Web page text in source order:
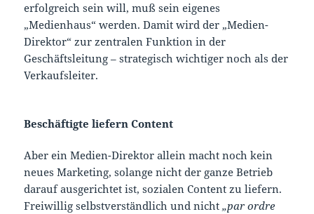
erfolgreich sein will, muß sein eigenes
„Medienhaus“ werden. Damit wird der „Medien-
Direktor“ zur zentralen Funktion in der
Geschäftsleitung – strategisch wichtiger noch als der
Verkaufsleiter.
Beschäftigte liefern Content
Aber ein Medien-Direktor allein macht noch kein
neues Marketing, solange nicht der ganze Betrieb
darauf ausgerichtet ist, sozialen Content zu liefern.
Freiwillig selbstverständlich und nicht„par ordre